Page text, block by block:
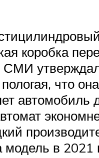
коробка
СМИ
что
в 2021